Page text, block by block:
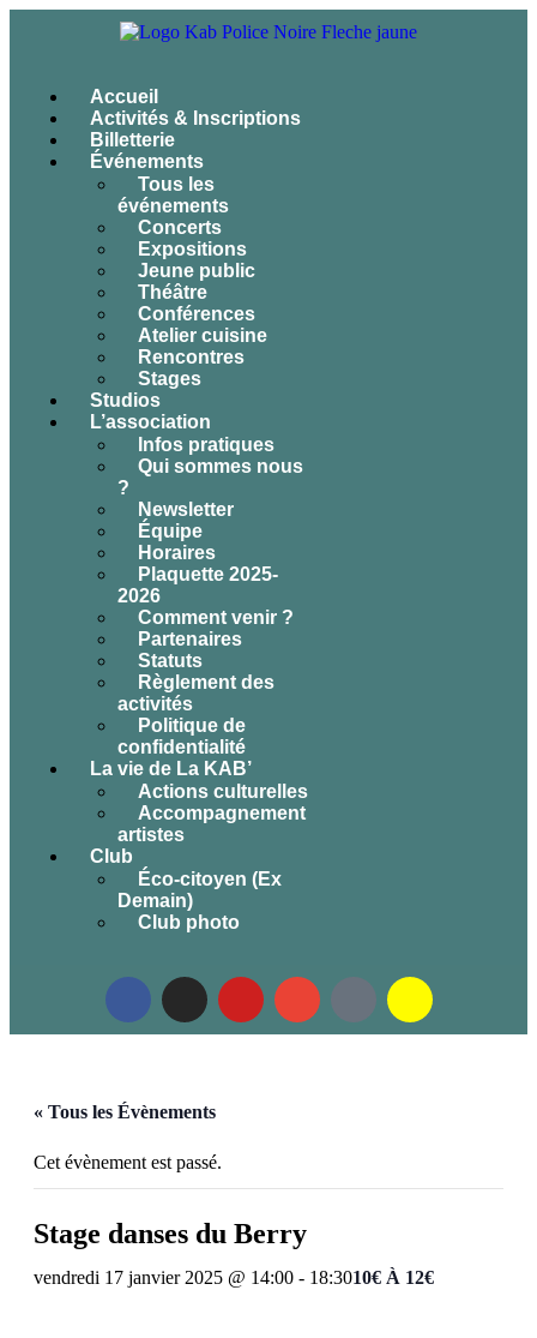
Accueil
Activités & Inscriptions
Billetterie
Événements
Tous les
événements
Concerts
Expositions
Jeune public
Théâtre
Conférences
Atelier cuisine
Rencontres
Stages
Studios
L’association
Infos pratiques
Qui sommes nous
?
Newsletter
Équipe
Horaires
Plaquette 2025-
2026
Comment venir ?
Partenaires
Statuts
Règlement des
activités
Politique de
confidentialité
La vie de La KAB’
Actions culturelles
Accompagnement
artistes
Club
Éco-citoyen (Ex
Demain)
Club photo
« Tous les Évènements
Cet évènement est passé.
Stage danses du Berry
vendredi 17 janvier 2025 @ 14:00 - 18:3010€ À 12€